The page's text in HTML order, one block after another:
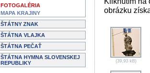
FOTOGALÉRIA
MAPA KRAJINY
ŠTÁTNY ZNAK
ŠTÁTNA VLAJKA
ŠTÁTNA PEČAŤ
ŠTÁTNA HYMNA SLOVENSKEJ
REPUBLIKY
obrázku
(39,93 kB)